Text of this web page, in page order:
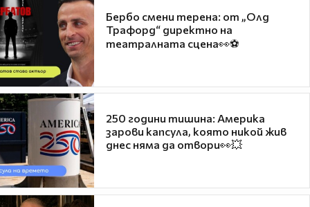
Бербо смени терена: от „Олд
Трафорд“ директно на
театралната сцена👀⚽
250 години тишина: Америка
зарови капсула, която никой жив
днес няма да отвори👀💥